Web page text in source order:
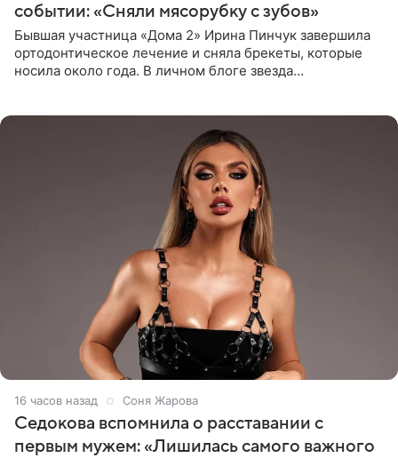
событии: «Сняли мясорубку с зубов»
Бывшая участница «Дома 2» Ирина Пинчук завершила
ортодонтическое лечение и сняла брекеты, которые
носила около года. В личном блоге звезда
16 часов назад Соня Жарова
Седокова вспомнила о расставании с
первым мужем: «Лишилась самого важного